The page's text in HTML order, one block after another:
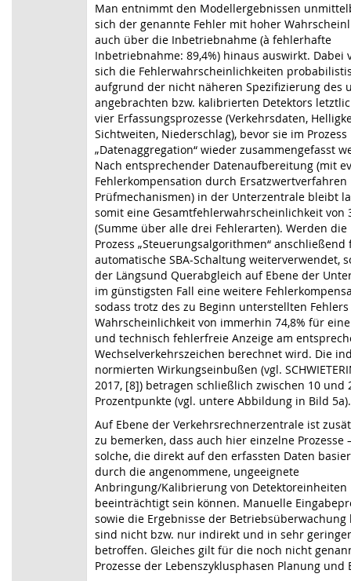
Man entnimmt den Modellergebnissen
sich der genannte Fehler mit hoher
auch über die Inbetriebnahme (à fehlerhafte
Inbetriebnahme: 89,4%) hinaus auswirkt. Dabei
sich die Fehlerwahrscheinlichkeiten
aufgrund der nicht näheren Spezifizierung des
angebrachten bzw. kalibrierten Detektors
vier Erfassungsprozesse (Verkehrsdaten,
Sichtweiten, Niederschlag), bevor sie im Prozess
„Datenaggregation“ wieder zusammengefasst
Nach entsprechender Datenaufbereitung (mit
Fehlerkompensation durch Ersatzwertverfahren
Prüfmechanismen) in der Unterzentrale bleibt
somit eine Gesamtfehlerwahrscheinlichkeit von
(Summe über alle drei Fehlerarten). Werden die
Prozess „Steuerungsalgorithmen“
automatische SBA-Schaltung weiterverwendet,
der Längsund Querabgleich auf Ebene der
im günstigsten Fall eine weitere
sodass trotz des zu Beginn unterstellten
Wahrscheinlichkeit von immerhin 74,8% für
und technisch fehlerfreie Anzeige am
Wechselverkehrszeichen berechnet wird. Die
normierten Wirkungseinbußen (vgl.
2017, [8]) betragen schließlich zwischen 10 und
Prozentpunkte (vgl. untere Abbildung in Bild 5a).
Auf Ebene der Verkehrsrechnerzentrale ist
zu bemerken, dass auch hier einzelne Prozesse
solche, die direkt auf den erfassten Daten
durch die angenommene, ungeeignete
Anbringung/Kalibrierung von Detektoreinheiten
beeinträchtigt sein können. Manuelle
sowie die Ergebnisse der Betriebsüberwachung
sind nicht bzw. nur indirekt und in sehr
betroffen. Gleiches gilt für die noch nicht
Prozesse der Lebenszyklusphasen Planung und